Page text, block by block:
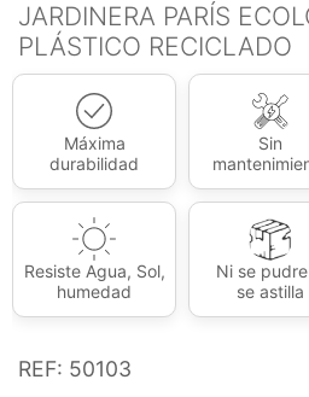
JARDINERA PARÍS
PLÁSTICO RECICLADO
Máxima
durabilidad
Sin
Resiste Agua, Sol,
humedad
Ni se
se astilla
REF: 50103